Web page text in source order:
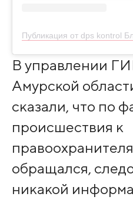
В управлении
Амурской
сказали, что по
происшествия к
обращался,
никакой